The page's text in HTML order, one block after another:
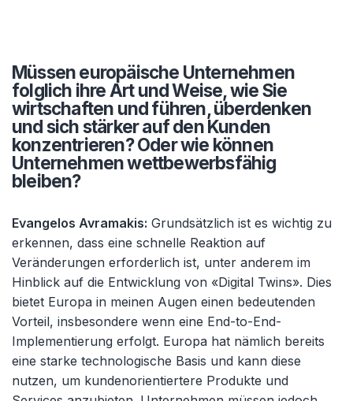
Müssen europäische Unternehmen
folglich ihre Art und Weise, wie Sie
wirtschaften und führen, überdenken
und sich stärker auf den Kunden
konzentrieren? Oder wie können
Unternehmen wettbewerbsfähig
bleiben?
Evangelos Avramakis: Grundsätzlich ist es wichtig zu
erkennen, dass eine schnelle Reaktion auf
Veränderungen erforderlich ist, unter anderem im
Hinblick auf die Entwicklung von «Digital Twins». Dies
bietet Europa in meinen Augen einen bedeutenden
Vorteil, insbesondere wenn eine End-to-End-
Implementierung erfolgt. Europa hat nämlich bereits
eine starke technologische Basis und kann diese
nutzen, um kundenorientiertere Produkte und